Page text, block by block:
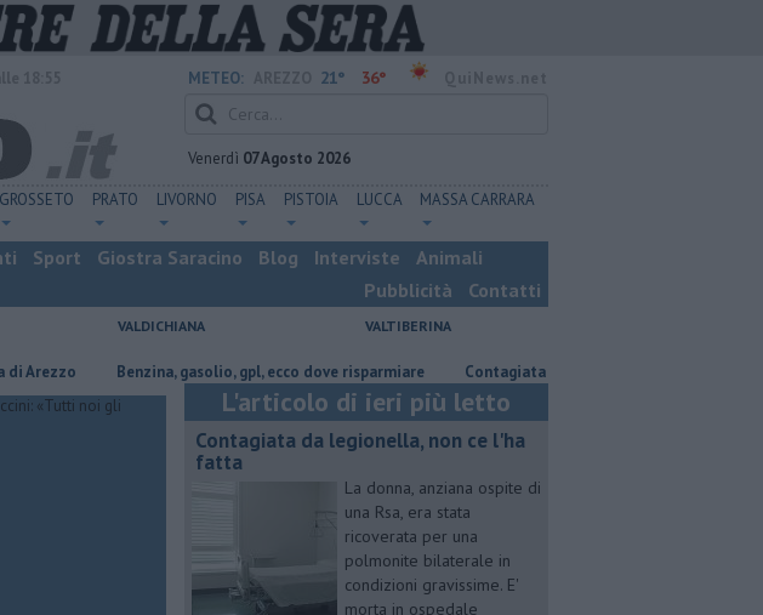
METEO: 21° 36°
Venerdì 07 Agosto 2026
GROSSETO PRATO LIVORNO PISA PISTOIA LUCCA MASSA CARRARA
Sport Giostra Saracino Blog Interviste
Animali
Pubblicità
Contatti
VALDICHIANA VALTIBERINA
​Benzina, gasolio, gpl, ecco dove risparmiare Contagiata da legionella, non ce l'ha fatta
L'articolo di ieri più letto
Contagiata da legionella, non ce l'ha
fatta
La donna, anziana ospite di
una Rsa, era stata
ricoverata per una
polmonite bilaterale in
condizioni gravissime. E'
morta in ospedale